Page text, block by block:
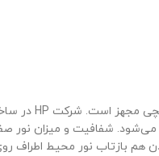
شفافیت و میزان نور
هم بازتاب نور محیط